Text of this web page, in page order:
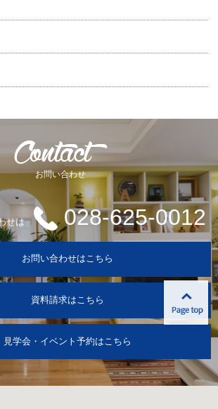
お問い合わせ
せは 028-625-0012
お問い合わせはこちら
資料請求はこちら
見学会・イベント予約はこちら